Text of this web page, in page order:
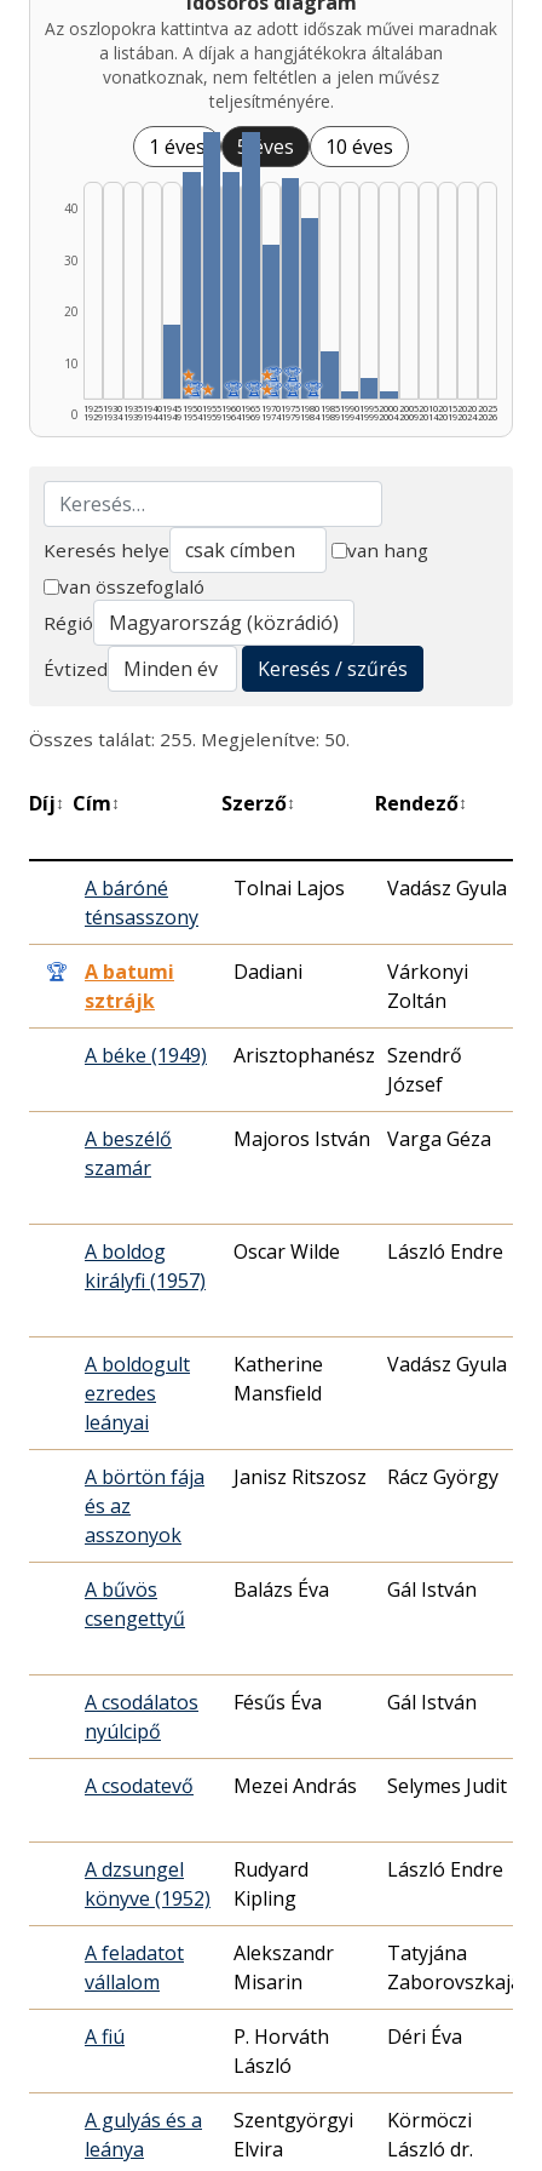
Az oszlopokra kattintva az adott időszak művei maradnak
a listában. A díjak a hangjátékokra általában
vonatkoznak, nem feltétlen a jelen művész
teljesítményére.
1 éves 5 éves 10 éves
0
10
20
30
40
1925
1929
1930
1934
1935
1939
1940
1944
1945
1949
🏆
★
★
1950
1954
★
1955
1959
🏆
1960
1964
🏆
1965
1969
🏆
🏆
★
★
1970
1974
🏆
🏆
1975
1979
🏆
1980
1984
1985
1989
1990
1994
1995
1999
2000
2004
2005
2009
2010
2014
2015
2019
2020
2024
2025
2026
Keresés
Keresés helye
van hang
van összefoglaló
Régió
Évtized
Keresés / szűrés
Összes találat: 255. Megjelenítve: 50.
Díj↕ Cím↕ Szerző↕ Rendező↕
A báróné
ténsasszony
Tolnai Lajos Vadász Gyula
🏆
A batumi
sztrájk
Dadiani
Várkonyi
Zoltán
A béke (1949)
Szendrő
József
A beszélő
szamár
Majoros István Varga Géza
A boldog
királyfi (1957)
Oscar Wilde László Endre
A boldogult
ezredes
leányai
Katherine
Mansfield
Vadász Gyula
A börtön fája
és az
asszonyok
Janisz Ritszosz Rácz György
A bűvös
csengettyű
Balázs Éva Gál István
A csodálatos
nyúlcipő
Fésűs Éva Gál István
A csodatevő Mezei András Selymes Judit
A dzsungel
könyve (1952)
Rudyard
Kipling
László Endre
A feladatot
vállalom
Alekszandr
Misarin
Tatyjána
Zaborovszkaja
A fiú
P. Horváth
László
Déri Éva
A gulyás és a
leánya
Szentgyörgyi
Elvira
Körmöczi
László dr.